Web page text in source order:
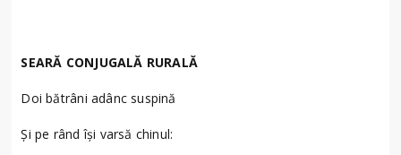
SEARĂ CONJUGALĂ RURALĂ
Doi bătrâni adânc suspină
Şi pe rând îşi varsă chinul: